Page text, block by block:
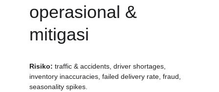
operasional &
mitigasi
Risiko: traffic & accidents, driver shortages,
inventory inaccuracies, failed delivery rate, fraud,
seasonality spikes.